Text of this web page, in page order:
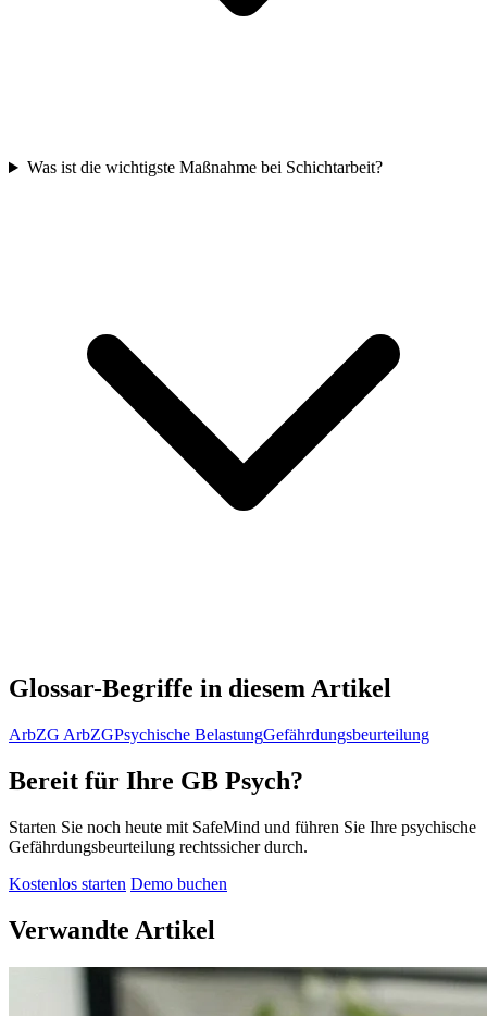
Was ist die wichtigste Maßnahme bei Schichtarbeit?
Glossar-Begriffe in diesem Artikel
ArbZG ArbZGPsychische BelastungGefährdungsbeurteilung
Bereit für Ihre GB Psych?
Starten Sie noch heute mit SafeMind und führen Sie Ihre psychische
Gefährdungsbeurteilung rechtssicher durch.
Kostenlos starten Demo buchen
Verwandte Artikel